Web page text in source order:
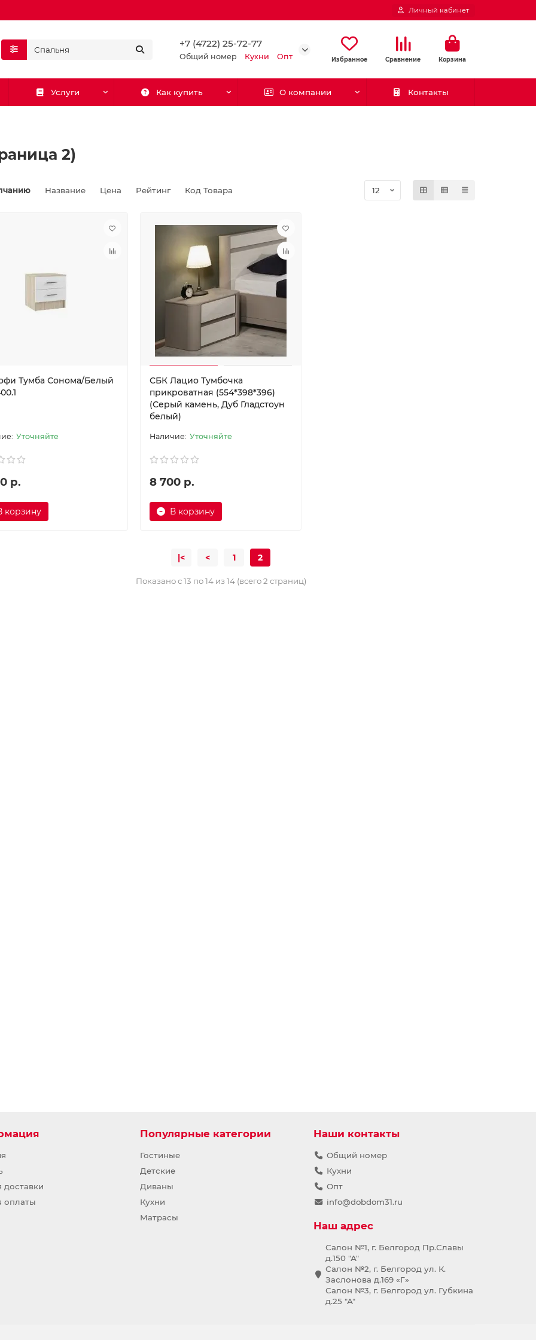
Личный кабинет
+7 (4722) 25-72-77
Общий номер Кухни Опт Избранное Сравнение Корзина
Услуги Как купить О компании Контакты
2)
Название Цена Рейтинг Код Товара
Тумба Сонома/Белый
Уточняйте
р.
корзину
СБК Лацио Тумбочка
прикроватная (554*398*396)
(Серый камень, Дуб Гладстоун
белый)
Уточняйте
8 700 р.
В корзину
|< < 1 2
Показано с 13 по 14 из 14 (всего 2 страниц)
доставки
оплаты
Популярные категории
Гостиные
Детские
Диваны
Кухни
Матрасы
Наши контакты
Общий номер
Кухни
Опт
info@dobdom31.ru
Наш адрес
Салон №1, г. Белгород Пр.Славы
д.150 "А"
Салон №2, г. Белгород ул. К.
Заслонова д.169 «Г»
Салон №3, г. Белгород ул. Губкина
д.25 "А"